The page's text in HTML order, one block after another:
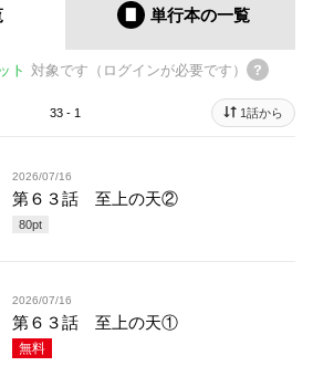
単行本の一覧
ト 対象です（ログインが必要です）
33 - 1 1話から
2026/07/16
第６３話 至上の天②
80pt
2026/07/16
第６３話 至上の天①
無料